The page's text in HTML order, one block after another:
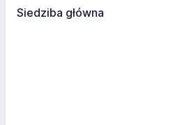
Siedziba główna